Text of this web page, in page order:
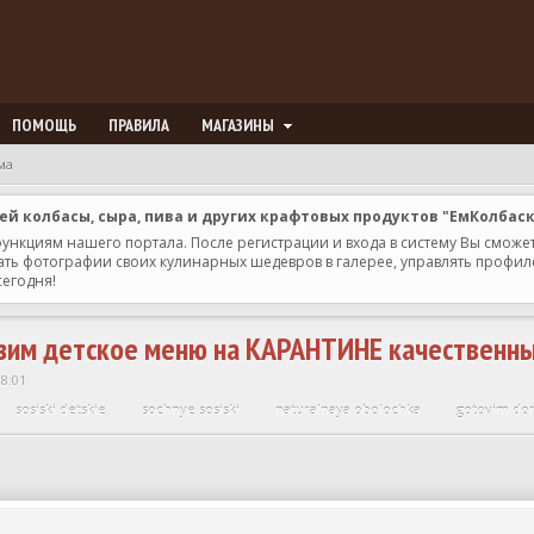
ПОМОЩЬ ПРАВИЛА МАГАЗИНЫ
сыра, пива и других крафтовых продуктов
нашего портала. После регистрации и входа в систему Вы
фотографии своих кулинарных шедевров в галерее, управлять
детское меню на КАРАНТИНЕ
sosiski detskie sochnye sosiski naturalnaya obolochka gotovim